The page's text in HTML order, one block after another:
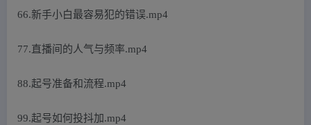
66.新手小白最容易犯的错误.mp4
77.直播间的人气与频率.mp4
88.起号准备和流程.mp4
99.起号如何投抖加.mp4